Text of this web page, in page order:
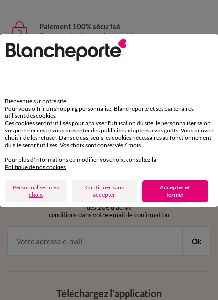
Paiement 100% sécurisé
Payez plus tard ou en plusieurs fois
Livraison express
sous 30 jours avec Mondial Relay uniquement
Service clients
par chat et par téléphone
de 8h00 à 20h00 du lundi au samedi
en vous inscrivant à la newsletter
dès 20€ d’achat
conditions dans votre email de confirmation
Ok
Téléchargez l’application
Bienvenue sur notre site.
Pour vous offrir un shopping personnalisé, Blancheporte et ses partenaires
utilisent des cookies.
Ces cookies seront utilisés pour analyser l'utilisation du site, le personnaliser selon
vos préférences et vous présenter des publicités adaptées à vos goûts. Vous pouvez
choisir de les refuser. Dans ce cas, seuls les cookies nécessaires au fonctionnement
du site seront utilisés. Vos choix sont conservés 6 mois.
Pour plus d'informations ou modifier vos choix, consultez la
Politique de nos cookies
Personnaliser mes
choix
Continuer sans
accepter
Accepter et
fermer